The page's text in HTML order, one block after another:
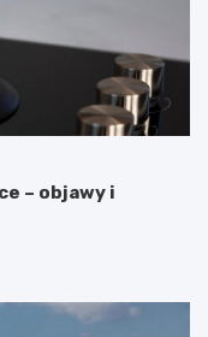
– objawy i